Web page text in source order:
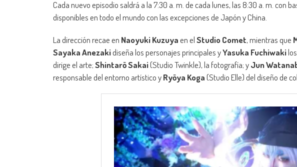
Cada nuevo episodio saldrá a la 7:30 a. m. de cada lunes, las 8:30 a. m. con
disponibles en todo el mundo con las excepciones de Japón y China.
La dirección recae en Naoyuki Kuzuyaen elStudio Comet, mientras que
Sayaka Anezakidiseña los personajes principales yYasuka Fuchiwaki
dirige el arte;Shintarō Sakai(Studio Twinkle), la fotografía; yJun
responsable del entorno artístico yRyōya Koga(Studio Elle) del diseño de